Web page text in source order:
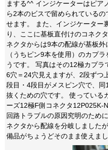
まする^^ インジケーターはピア
ら2本のビスで留められている
せます。 また、インジケーター
り、ここに基板直付けのコネク
ネクタからは9本の配線が基板
（うちピン9本を使用）のカプ
うです。 写真はその12極カプ
6穴＝24穴見えますが、2段ずつ
段目・4段目がメスピン穴で、
抜くための穴です。 使ってい
ーズ12極F側コネクタ12P025K-
回路トラブルの原因究明のため
ネクタから配線を分岐しました
備品がちょうどそのまま使えま